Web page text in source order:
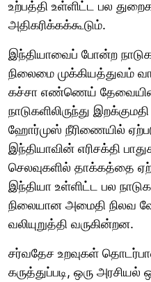
உற்பத்தி உள்ளிட்ட பல
அதிகரிக்கக்கூடும்.
இந்தியாவைப் போன்ற
நிலைமை முக்கியத்துவம்
கச்சா எண்ணெய் தேவையின்
நாடுகளிலிருந்து
ஹோர்முஸ் நீரிணையில்
இந்தியாவின் எரிசக்தி
செலவுகளில் தாக்கத்தை
இந்தியா உள்ளிட்ட பல
நிலையான அமைதி நிலவ
வலியுறுத்தி வருகின்றன.
சர்வதேச உறவுகள்
கருத்துப்படி, ஒரு